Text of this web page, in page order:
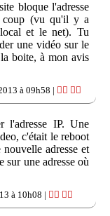
bloque l'adresse
coup (vu qu'il y a
et le net). Tu
une vidéo sur le
boite, à mon avis
à 09h58 | 👍🏽 👎🏽
l'adresse IP. Une
c'était le reboot
adresse et
sur une adresse où
à 10h08 | 👍🏽 👎🏽